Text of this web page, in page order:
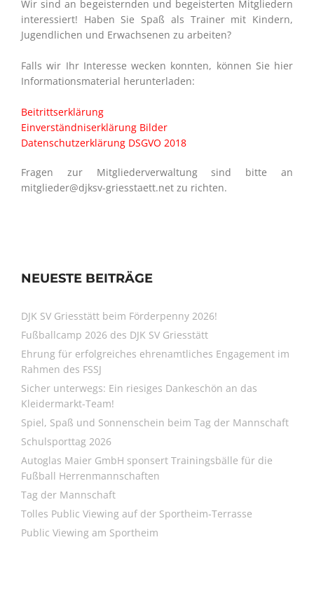
Wir sind an begeisternden und begeisterten Mitgliedern
interessiert! Haben Sie Spaß als Trainer mit Kindern,
Jugendlichen und Erwachsenen zu arbeiten?
Falls wir Ihr Interesse wecken konnten, können Sie hier
Informationsmaterial herunterladen:
Beitrittserklärung
Einverständniserklärung Bilder
Datenschutzerklärung DSGVO 2018
Fragen zur Mitgliederverwaltung sind bitte an
mitglieder@djksv-griesstaett.net zu richten.
NEUESTE BEITRÄGE
DJK SV Griesstätt beim Förderpenny 2026!
Fußballcamp 2026 des DJK SV Griesstätt
Ehrung für erfolgreiches ehrenamtliches Engagement im
Rahmen des FSSJ
Sicher unterwegs: Ein riesiges Dankeschön an das
Kleidermarkt-Team!
Spiel, Spaß und Sonnenschein beim Tag der Mannschaft
Schulsporttag 2026
Autoglas Maier GmbH sponsert Trainingsbälle für die
Fußball Herrenmannschaften
Tag der Mannschaft
Tolles Public Viewing auf der Sportheim-Terrasse
Public Viewing am Sportheim